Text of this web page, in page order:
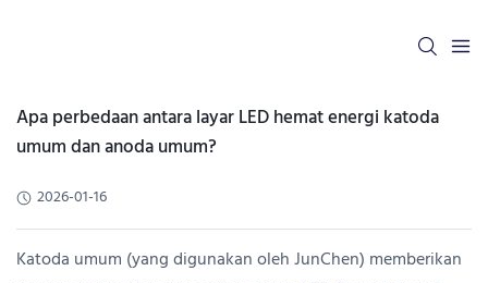
Apa perbedaan antara layar LED hemat energi katoda
umum dan anoda umum?
2026-01-16
Katoda umum (yang digunakan oleh JunChen) memberikan